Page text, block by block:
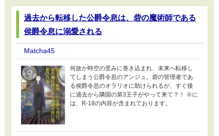
過去から転移した公爵令息は、砦の魔術師である
侯爵令息に溺愛される
Matcha45
何故か時空の歪みに巻き込まれ、未来へ転移し
てしまう公爵令息のアンジュ。砦の管理者であ
る侯爵令息のオラリオに助けられるが、すぐ後
に過去から隣国の第3王子がやって来て？！ ※に
は、R-18の内容が含まれております。